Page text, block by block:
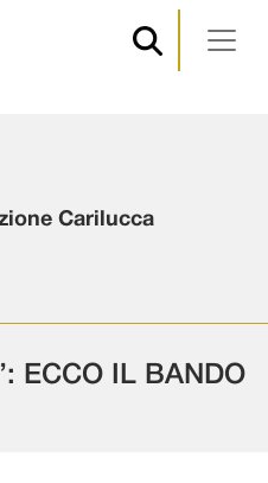
Carilucca
ECCO IL BANDO